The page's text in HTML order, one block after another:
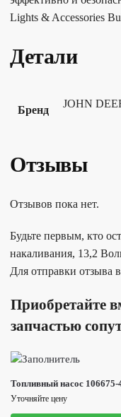
Lights & Accessories
Детали
Бренд
JOHN
Отзывы
Отзывов пока нет.
Будьте первым, кто
накаливания, 13,2
Для отправки отзыва
Приобретайте
запчастью
Топливный насос 106675-
Уточняйте цену